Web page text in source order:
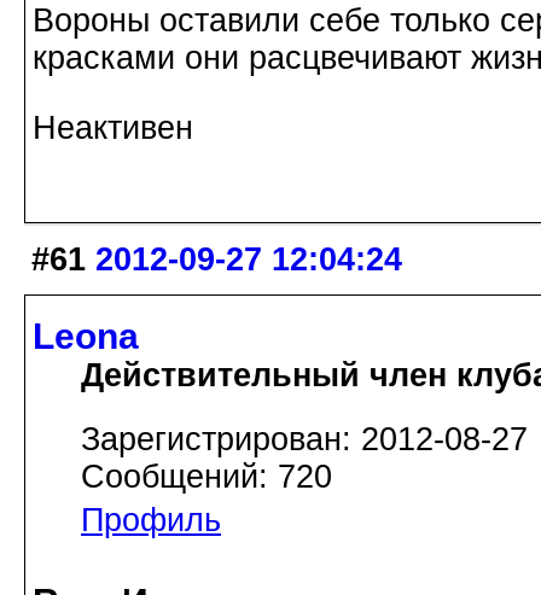
Вороны оставили себе только
красками они расцвечивают
Неактивен
#61 2012-09-27 12:04:24
Leona
Действительный член
Зарегистрирован: 2012-08-27
Сообщений: 720
Профиль